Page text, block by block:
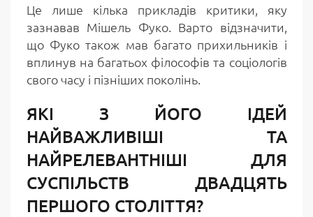
Це лише кілька прикладів критики, яку
зазнавав Мішель Фуко. Варто відзначити,
що Фуко також мав багато прихильників і
вплинув на багатьох філософів та соціологів
свого часу і пізніших поколінь.
ЯКІ З ЙОГО ІДЕЙ
НАЙВАЖЛИВІШІ ТА
НАЙРЕЛЕВАНТНІШІ ДЛЯ
СУСПІЛЬСТВ ДВАДЦЯТЬ
ПЕРШОГО СТОЛІТТЯ?